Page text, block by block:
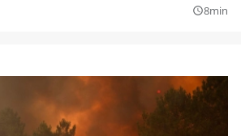
query_builder8min